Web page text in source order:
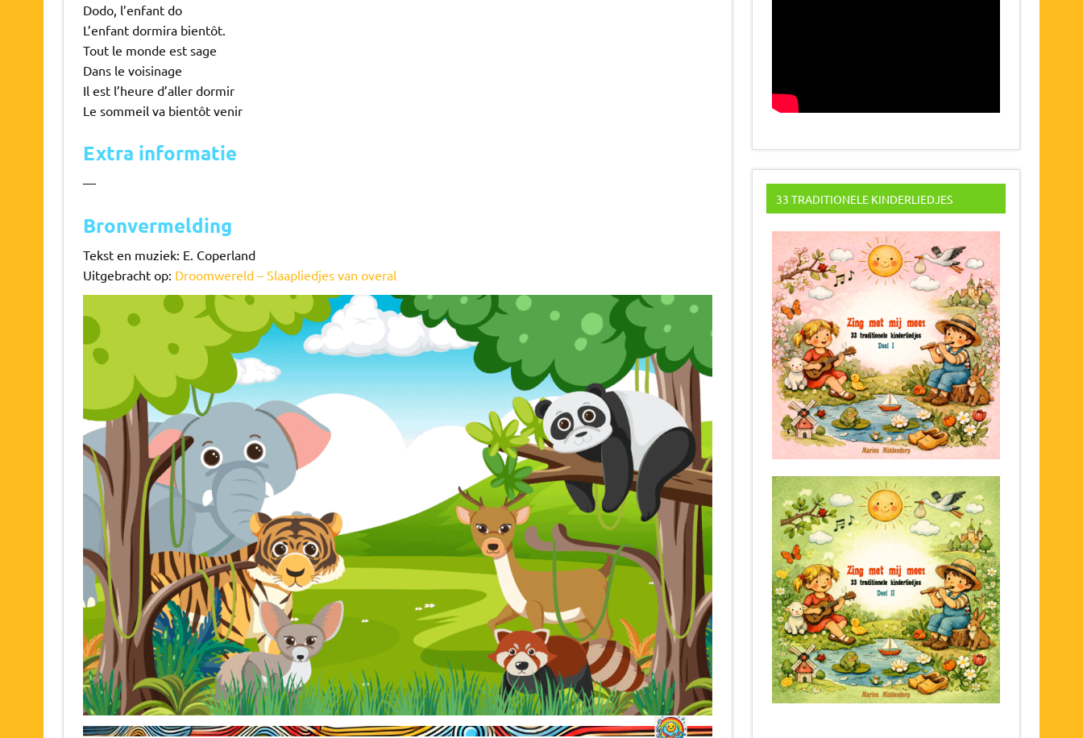
Dodo, l’enfant do
L’enfant dormira bientôt.
Tout le monde est sage
Dans le voisinage
Il est l’heure d’aller dormir
Le sommeil va bientôt venir
Extra informatie
—
Bronvermelding
Tekst en muziek: E. Coperland
Uitgebracht op: Droomwereld – Slaapliedjes van overal
33 TRADITIONELE KINDERLIEDJES